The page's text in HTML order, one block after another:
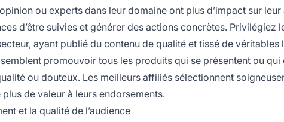
ou experts dans leur domaine ont plus d’impact sur
d’être suivies et générer des actions concrètes. Privilégiez
ayant publié du contenu de qualité et tissé de véritables
promouvoir tous les produits qui se présentent ou qui
ou douteux. Les meilleurs affiliés sélectionnent
de valeur à leurs endorsements.
et la qualité de l’audience